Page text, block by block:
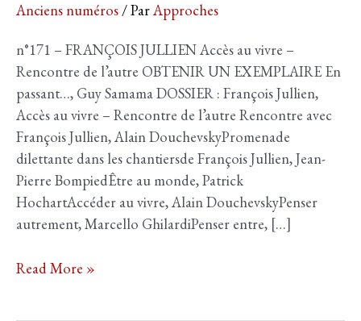
Anciens numéros/ ParApproches
n°171 – FRANÇOIS JULLIEN Accès au vivre –
Rencontre de l’autre OBTENIR UN EXEMPLAIRE En
passant…, Guy Samama DOSSIER : François Jullien,
Accès au vivre – Rencontre de l’autre Rencontre avec
François Jullien, Alain DouchevskyPromenade
dilettante dans les chantiersde François Jullien, Jean-
Pierre BompiedÊtre au monde, Patrick
HochartAccéder au vivre, Alain DouchevskyPenser
autrement, Marcello GhilardiPenser entre, […]
n°171
Read More »